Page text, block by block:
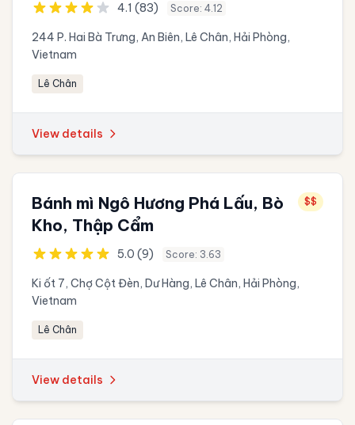
4.1 (83) Score: 4.12
244 P. Hai Bà Trưng, An Biên, Lê Chân, Hải Phòng,
Vietnam
Lê Chân
View details
Bánh mì Ngô Hương Phá Lấu, Bò
Kho, Thập Cẩm
$$
5.0 (9) Score: 3.63
Ki ốt 7, Chợ Cột Đèn, Dư Hàng, Lê Chân, Hải Phòng,
Vietnam
Lê Chân
View details